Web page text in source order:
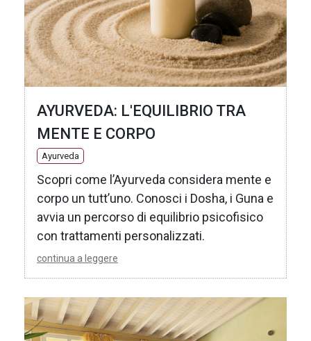
AYURVEDA: L'EQUILIBRIO TRA
MENTE E CORPO
Ayurveda
Scopri come l’Ayurveda considera mente e
corpo un tutt’uno. Conosci i Dosha, i Guna e
avvia un percorso di equilibrio psicofisico
con trattamenti personalizzati.
continua a leggere